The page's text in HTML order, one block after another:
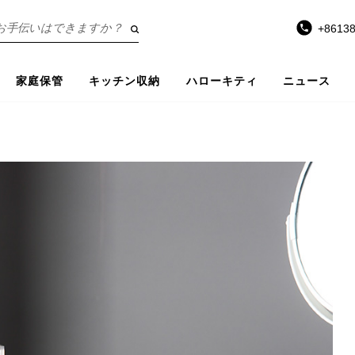
家庭保管 キッチン収納 ハローキティ ニュース